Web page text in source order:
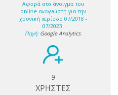
Αφορά στο άνοιγμα του
online αναγνώστη για την
χρονική περίοδο 07/2018 -
07/2023.
Πηγή: Google Analytics.
9
ΧΡΗΣΤΕΣ